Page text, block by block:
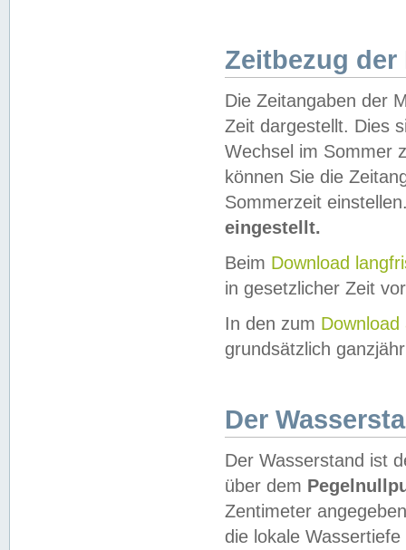
Zeitbezug der
Die Zeitangaben der
Zeit dargestellt. Dies
Wechsel im Sommer
können Sie die
Sommerzeit
eingestellt.
Beim Download
in gesetzlicher Zeit
In den zum Download
grundsätzlich
Der
Der Wasserstand ist
über dem
Zentimeter
die lokale